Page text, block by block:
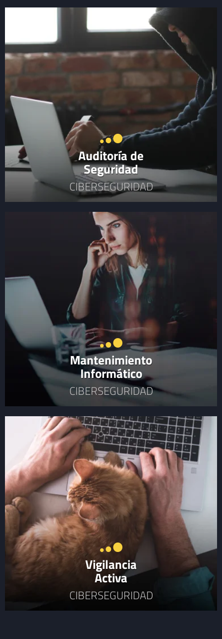
Auditoría de
Seguridad
CIBERSEGURIDAD
Mantenimiento
Informático
CIBERSEGURIDAD
Vigilancia
Activa
CIBERSEGURIDAD